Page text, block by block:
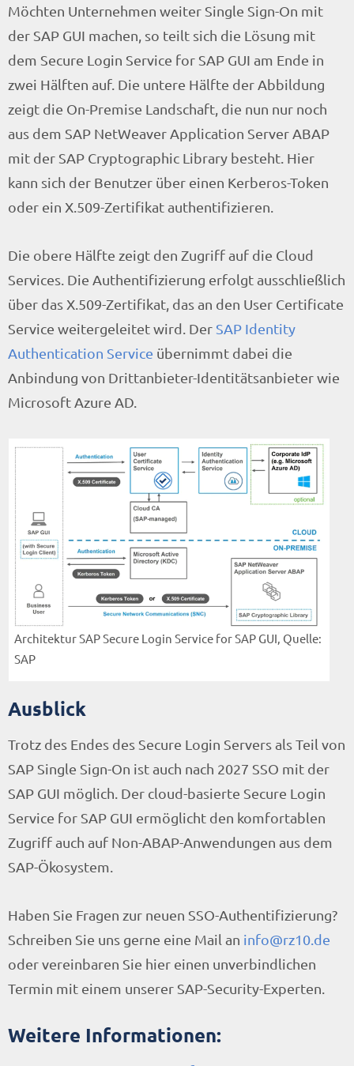
Möchten Unternehmen weiter Single Sign-On mit
der SAP GUI machen, so teilt sich die Lösung mit
dem Secure Login Service for SAP GUI am Ende in
zwei Hälften auf. Die untere Hälfte der Abbildung
zeigt die On-Premise Landschaft, die nun nur noch
aus dem SAP NetWeaver Application Server ABAP
mit der SAP Cryptographic Library besteht. Hier
kann sich der Benutzer über einen Kerberos-Token
oder ein X.509-Zertifikat authentifizieren.
Die obere Hälfte zeigt den Zugriff auf die Cloud
Services. Die Authentifizierung erfolgt ausschließlich
über das X.509-Zertifikat, das an den User Certificate
Service weitergeleitet wird. Der SAP Identity
Authentication Service übernimmt dabei die
Anbindung von Drittanbieter-Identitätsanbieter wie
Microsoft Azure AD.
Architektur SAP Secure Login Service for SAP GUI, Quelle:
SAP
Ausblick
Trotz des Endes des Secure Login Servers als Teil von
SAP Single Sign-On ist auch nach 2027 SSO mit der
SAP GUI möglich. Der cloud-basierte Secure Login
Service for SAP GUI ermöglicht den komfortablen
Zugriff auch auf Non-ABAP-Anwendungen aus dem
SAP-Ökosystem.
Haben Sie Fragen zur neuen SSO-Authentifizierung?
Schreiben Sie uns gerne eine Mail an info@rz10.de
oder vereinbaren Sie hier einen unverbindlichen
Termin mit einem unserer SAP-Security-Experten.
Weitere Informationen: